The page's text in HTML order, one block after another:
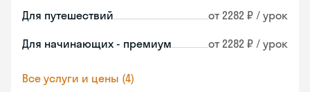
Для путешествий от 2282 ₽ / урок
Для начинающих - премиум от 2282 ₽ / урок
Все услуги и цены (4)